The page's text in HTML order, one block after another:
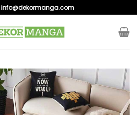
info@dekormanga.com